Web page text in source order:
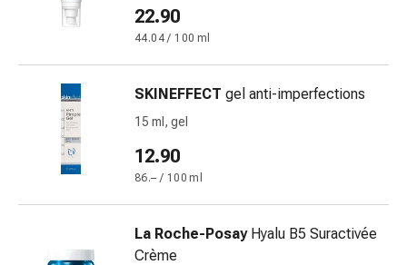
Traitement
sèche
Transpiration
Peau
impure
Boutons
fièvre
22.90
44.04 / 100 ml
SKINEFFECT gel anti-imperfections
15 ml, gel
12.90
86.– / 100 ml
La Roche-Posay Hyalu B5 Suractivée
Crème